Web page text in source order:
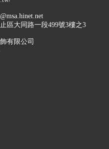
區大同路一段499號3樓之3
有限公司